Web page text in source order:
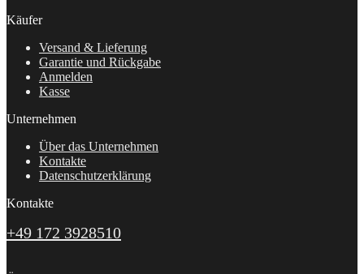
Käufer
Versand & Lieferung
Garantie und Rückgabe
Anmelden
Kasse
Unternehmen
Über das Unternehmen
Kontakte
Datenschutzerklärung
Kontakte
+49 172 3928510